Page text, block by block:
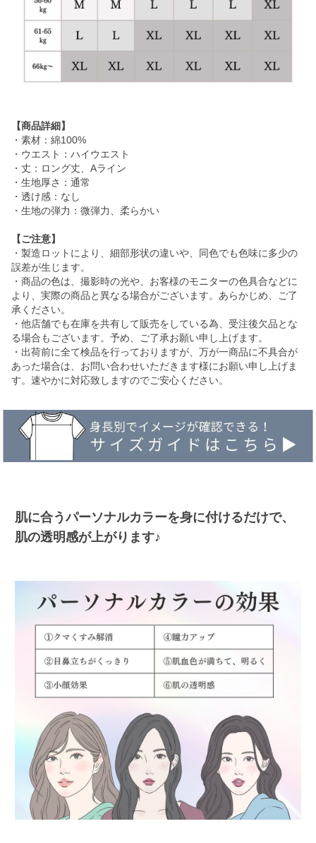
【商品詳細】
・素材：綿100%
・ウエスト：ハイウエスト
・丈：ロング丈、Aライン
・生地厚さ：通常
・透け感：なし
・生地の弾力：微弾力、柔らかい
【ご注意】
・製造ロットにより、細部形状の違いや、同色でも色味に多少の
誤差が生じます。
・商品の色は、撮影時の光や、お客様のモニターの色具合などに
より、実際の商品と異なる場合がございます。あらかじめ、ご了
承ください。
・他店舗でも在庫を共有して販売をしている為、受注後欠品とな
る場合もございます。予め、ご了承お願い申し上げます。
・出荷前に全て検品を行っておりますが、万が一商品に不具合が
あった場合は、お問い合わせいただきます様にお願い申し上げま
す。速やかに対応致しますのでご安心ください。
肌に合うパーソナルカラーを身に付けるだけで、
肌の透明感が上がります♪